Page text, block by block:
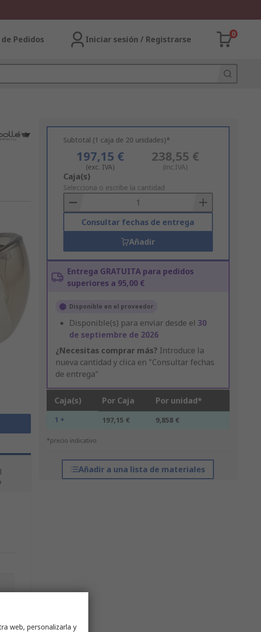
Pedidos Iniciar sesión / Registrarse
0
Subtotal (1 caja de 20 unidades)*
197,15 €
(exc. IVA)
238,55 €
(inc.IVA)
Add
to
Basket
Caja(s)
Selecciona o escribe la cantidad
Consultar fechas de entrega
Añadir
Entrega GRATUITA para pedidos
superiores a 95,00 €
Disponible en el proveedor
Disponible(s) para enviar desde el 30
de septiembre de 2026
¿Necesitas comprar más? Introduce la
nueva cantidad y clica en "Consultar fechas
de entrega"
Caja(s) Por Caja Por unidad*
1 + 197,15 € 9,858 €
*precio indicativo
Añadir a una lista de materiales
web, personalizarla y